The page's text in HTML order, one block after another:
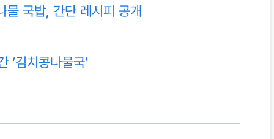
물 국밥, 간단 레시피 공개
‘김치콩나물국’